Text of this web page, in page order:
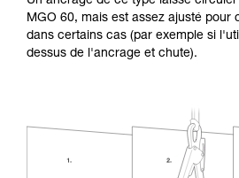
MGO 60, mais est assez ajusté pour
dans certains cas (par exemple si
dessus de l'ancrage et chute).